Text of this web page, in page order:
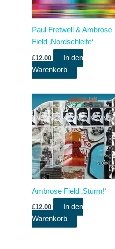
Paul Fretwell & Ambrose
Field ‚Nordschleife‘
£12.00
In den
Warenkorb
Ambrose Field ‚Sturm!‘
£12.00
In den
Warenkorb